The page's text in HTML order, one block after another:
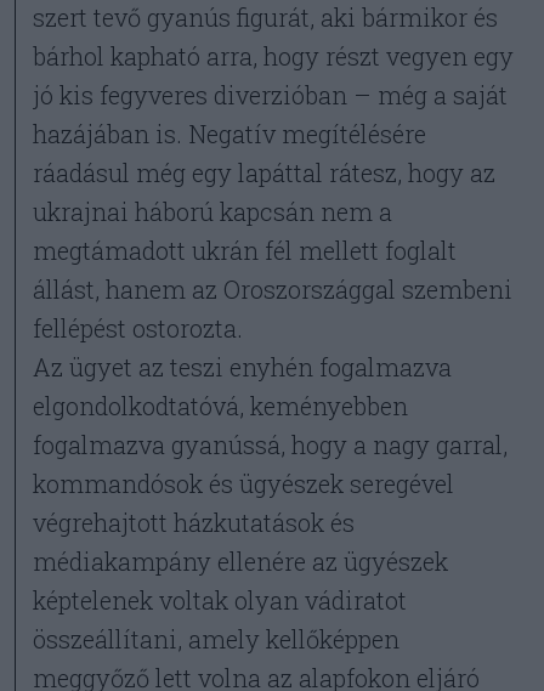
szert tevő gyanús figurát, aki bármikor és
bárhol kapható arra, hogy részt vegyen egy
jó kis fegyveres diverzióban – még a saját
hazájában is. Negatív megítélésére
ráadásul még egy lapáttal rátesz, hogy az
ukrajnai háború kapcsán nem a
megtámadott ukrán fél mellett foglalt
állást, hanem az Oroszországgal szembeni
fellépést ostorozta.
Az ügyet az teszi enyhén fogalmazva
elgondolkodtatóvá, keményebben
fogalmazva gyanússá, hogy a nagy garral,
kommandósok és ügyészek seregével
végrehajtott házkutatások és
médiakampány ellenére az ügyészek
képtelenek voltak olyan vádiratot
összeállítani, amely kellőképpen
meggyőző lett volna az alapfokon eljáró